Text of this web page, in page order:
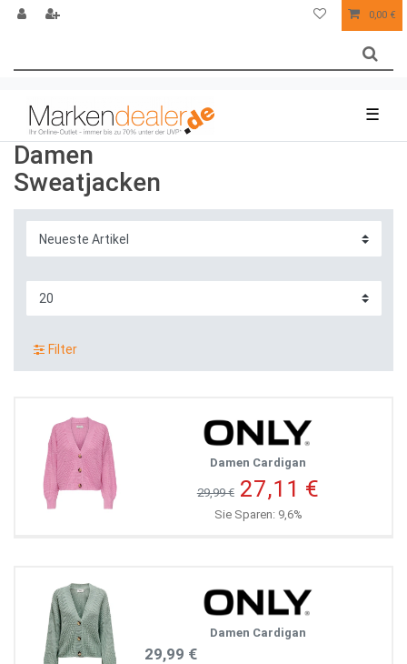
0,00 €
☰
Damen
Sweatjacken
Filter
Damen Cardigan
29,99 € 27,11 €
Sie Sparen: 9,6%
Damen Cardigan
29,99 €